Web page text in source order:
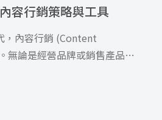
容行銷策略與工具
，內容行銷 (Content
無論是經營品牌或銷售產品都